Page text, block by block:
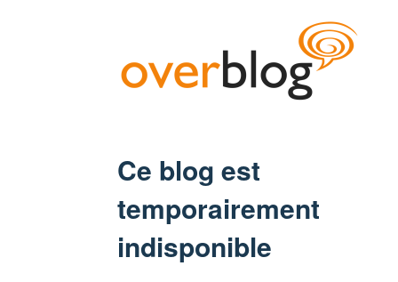
Ce blog est
temporairement
indisponible